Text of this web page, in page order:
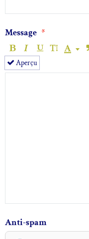
Message
Aperçu
Anti-spam